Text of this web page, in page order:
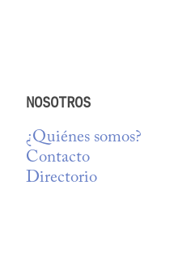
NOSOTROS
¿Quiénes somos?
Contacto
Directorio